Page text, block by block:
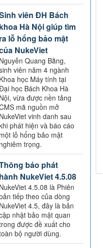
viên ĐH Bách
khoa Hà Nội giúp tìm
ra lỗ hổng bảo mật
NukeViet
Nguyễn Quang Bằng,
viên năm 4 ngành
Khoa học Máy tính tại
học Bách Khoa Hà
Nội, vừa được nền tảng
mã nguồn mở
NukeViet vinh danh sau
phát hiện và báo cáo
một lỗ hổng bảo mật
nghiêm trọng.
báo phát
hành NukeViet 4.5.08
NukeViet 4.5.08 là Phiên
tiếp theo của dòng
NukeViet 4.5, đây là bản
nhật bảo mật quan
được đề xuất cho
bộ người dùng.